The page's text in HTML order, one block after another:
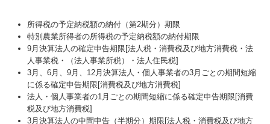
所得税の予定納税額の納付（第2期分）期限
特別農業所得者の所得税の予定納税額の納付期限
9月決算法人の確定申告期限[法人税・消費税及び地方消費税・法
人事業税・（法人事業所税）・法人住民税]
3月、6月、9月、12月決算法人・個人事業者の3月ごとの期間短縮
に係る確定申告期限[消費税及び地方消費税]
法人・個人事業者の1月ごとの期間短縮に係る確定申告期限[消費
税及び地方消費税]
3月決算法人の中間申告（半期分）期限[法人税・消費税及び地方